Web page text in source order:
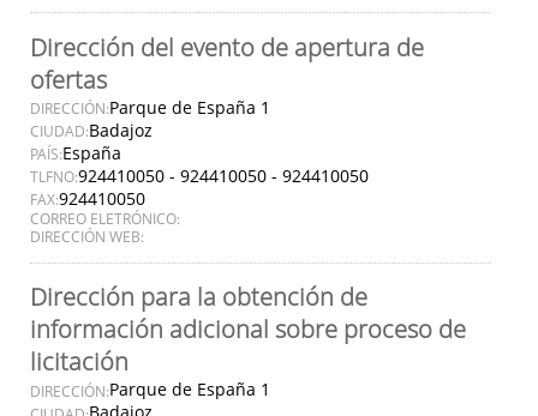
Dirección del evento de apertura de
ofertas
DIRECCIÓN:Parque de España 1
CIUDAD:Badajoz
PAÍS:España
TLFNO:924410050 - 924410050 - 924410050
FAX:924410050
CORREO ELETRÓNICO:
DIRECCIÓN WEB:
Dirección para la obtención de
información adicional sobre proceso de
licitación
DIRECCIÓN:Parque de España 1